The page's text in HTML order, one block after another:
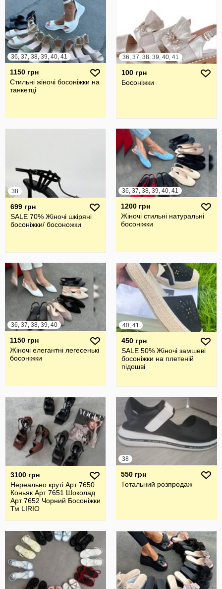
36, 37, 38, 39, 40, 41
1150 грн
Стильні жіночі босоніжки на
танкетці
36, 37, 38, 39, 40, 41
100 грн
Босоніжки
38
699 грн
SALE 70% Жіночі шкіряні
босоніжки/ босоножки
36, 37, 38, 39, 40, 41
1200 грн
Жіночі стильні натуральні
босоніжки
36, 37, 38, 39, 40
1150 грн
Жіночі елегантні легесенькі
босоніжки
40, 41
450 грн
SALE 50% Жіночі замшеві
босоніжки на плетеній
підошві
3100 грн
Нереально круті Арт 7650
Коньяк Арт 7651 Шоколад
Арт 7652 Чорний Босоніжки
Тм LIRIO
38
550 грн
Тотальний розпродаж